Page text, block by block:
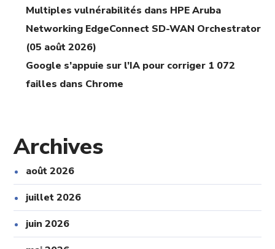
Multiples vulnérabilités dans HPE Aruba
Networking EdgeConnect SD-WAN Orchestrator
(05 août 2026)
Google s’appuie sur l’IA pour corriger 1 072
failles dans Chrome
Archives
août 2026
juillet 2026
juin 2026